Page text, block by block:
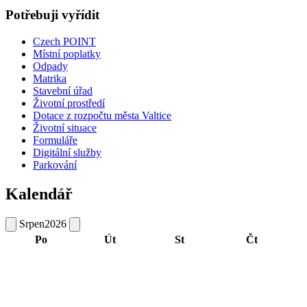
Potřebuji vyřídit
Czech POINT
Místní poplatky
Odpady
Matrika
Stavební úřad
Životní prostředí
Dotace z rozpočtu města Valtice
Životní situace
Formuláře
Digitální služby
Parkování
Kalendář
Srpen2026
Po
Út St Čt